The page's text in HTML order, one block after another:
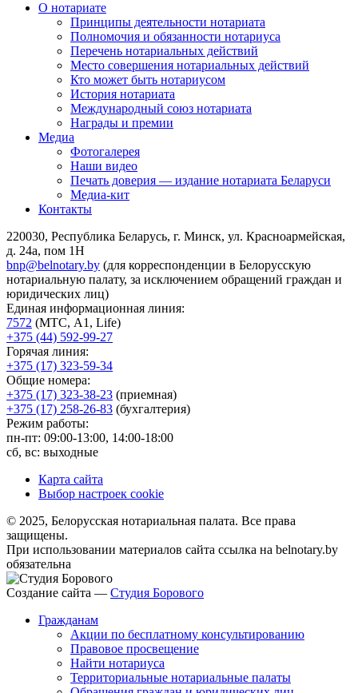
О нотариате
Принципы деятельности нотариата
Полномочия и обязанности нотариуса
Перечень нотариальных действий
Место совершения нотариальных действий
Кто может быть нотариусом
История нотариата
Международный союз нотариата
Награды и премии
Медиа
Фотогалерея
Наши видео
Печать доверия — издание нотариата Беларуси
Медиа-кит
Контакты
220030, Республика Беларусь, г. Минск, ул. Красноармейская,
д. 24а, пом 1Н
bnp@belnotary.by (для корреспонденции в Белорусскую
нотариальную палату, за исключением обращений граждан и
юридических лиц)
Единая информационная линия:
7572 (МТС, A1, Life)
+375 (44) 592-99-27
Горячая линия:
+375 (17) 323-59-34
Общие номера:
+375 (17) 323-38-23 (приемная)
+375 (17) 258-26-83 (бухгалтерия)
Режим работы:
пн-пт: 09:00-13:00, 14:00-18:00
сб, вс: выходные
Карта сайта
Выбор настроек cookie
© 2025, Белорусская нотариальная палата. Все права
защищены.
При использовании материалов сайта ссылка на belnotary.by
обязательна
Создание сайта — Студия Борового
Гражданам
Акции по бесплатному консультированию
Правовое просвещение
Найти нотариуса
Территориальные нотариальные палаты